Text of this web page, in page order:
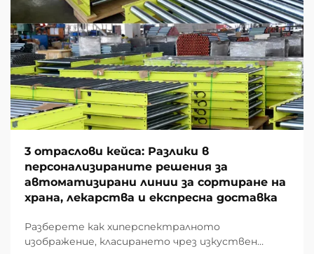
3 отраслови кейса: Разлики в
персонализираните решения за
автоматизирани линии за сортиране на
храна, лекарства и експресна доставка
Разберете как хиперспектралното
изображение, класирането чрез изкуствен